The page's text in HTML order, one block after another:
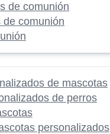
de comunión
de comunión
de mascotas
de perros
personalizados